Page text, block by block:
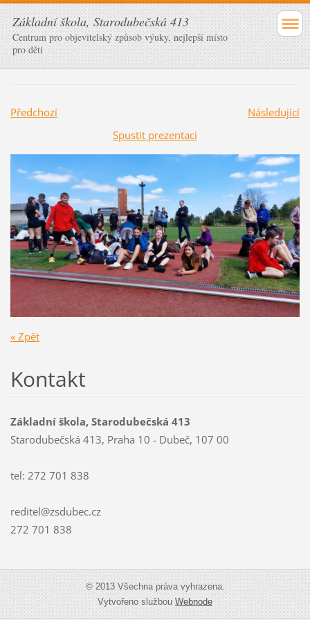
Základní škola, Starodubečská 413
Centrum pro objevitelský způsob výuky, nejlepší místo
pro děti
Předchozí
Následující
Spustit prezentaci
« Zpět
Kontakt
Základní škola, Starodubečská 413
Starodubečská 413, Praha 10 - Dubeč, 107 00
tel: 272 701 838
reditel@zsdubec.cz
272 701 838
© 2013 Všechna práva vyhrazena.
Vytvořeno službouWebnode